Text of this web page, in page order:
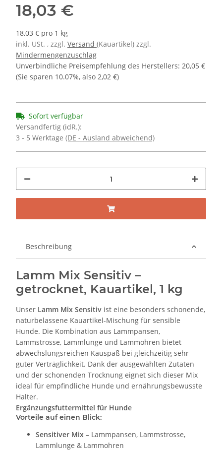
18,03 €
18,03 € pro 1 kg
inkl. USt. , zzgl. Versand (Kauartikel) zzgl.
Mindermengenzuschlag
Unverbindliche Preisempfehlung des Herstellers: 20,05 €
(Sie sparen 10.07%, also 2,02 €)
Sofort verfügbar
Versandfertig (idR.):
3 - 5 Werktage (DE - Ausland abweichend)
Beschreibung
Lamm Mix Sensitiv –
getrocknet, Kauartikel, 1 kg
Unser Lamm Mix Sensitiv ist eine besonders schonende,
naturbelassene Kauartikel-Mischung für sensible
Hunde. Die Kombination aus Lammpansen,
Lammstrosse, Lammlunge und Lammohren bietet
abwechslungsreichen Kauspaß bei gleichzeitig sehr
guter Verträglichkeit. Dank der ausgewählten Zutaten
und der schonenden Trocknung eignet sich dieser Mix
ideal für empfindliche Hunde und ernährungsbewusste
Halter.
Ergänzungsfuttermittel für Hunde
Vorteile auf einen Blick:
Sensitiver Mix – Lammpansen, Lammstrosse,
Lammlunge & Lammohren